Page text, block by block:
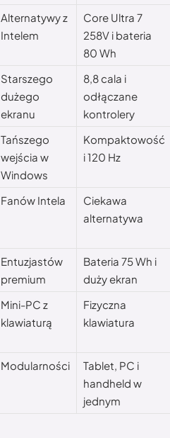
Alternatywy z
Intelem
Core Ultra 7
258V i bateria
80 Wh
Starszego
dużego
ekranu
8,8 cala i
odłączane
kontrolery
Tańszego
wejścia w
Windows
Kompaktowość
i 120 Hz
Fanów Intela
Ciekawa
alternatywa
Entuzjastów
premium
Bateria 75 Wh i
duży ekran
Mini-PC z
klawiaturą
Fizyczna
klawiatura
Modularności
Tablet, PC i
handheld w
jednym